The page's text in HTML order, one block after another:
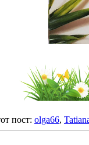
пост: olga66,